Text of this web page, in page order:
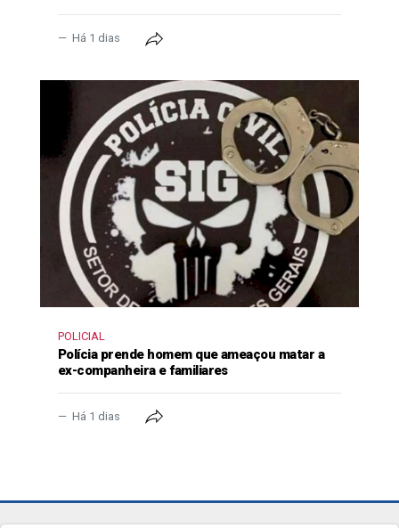
Há 1 dias
POLICIAL
Polícia prende homem que ameaçou matar a
ex-companheira e familiares
Há 1 dias